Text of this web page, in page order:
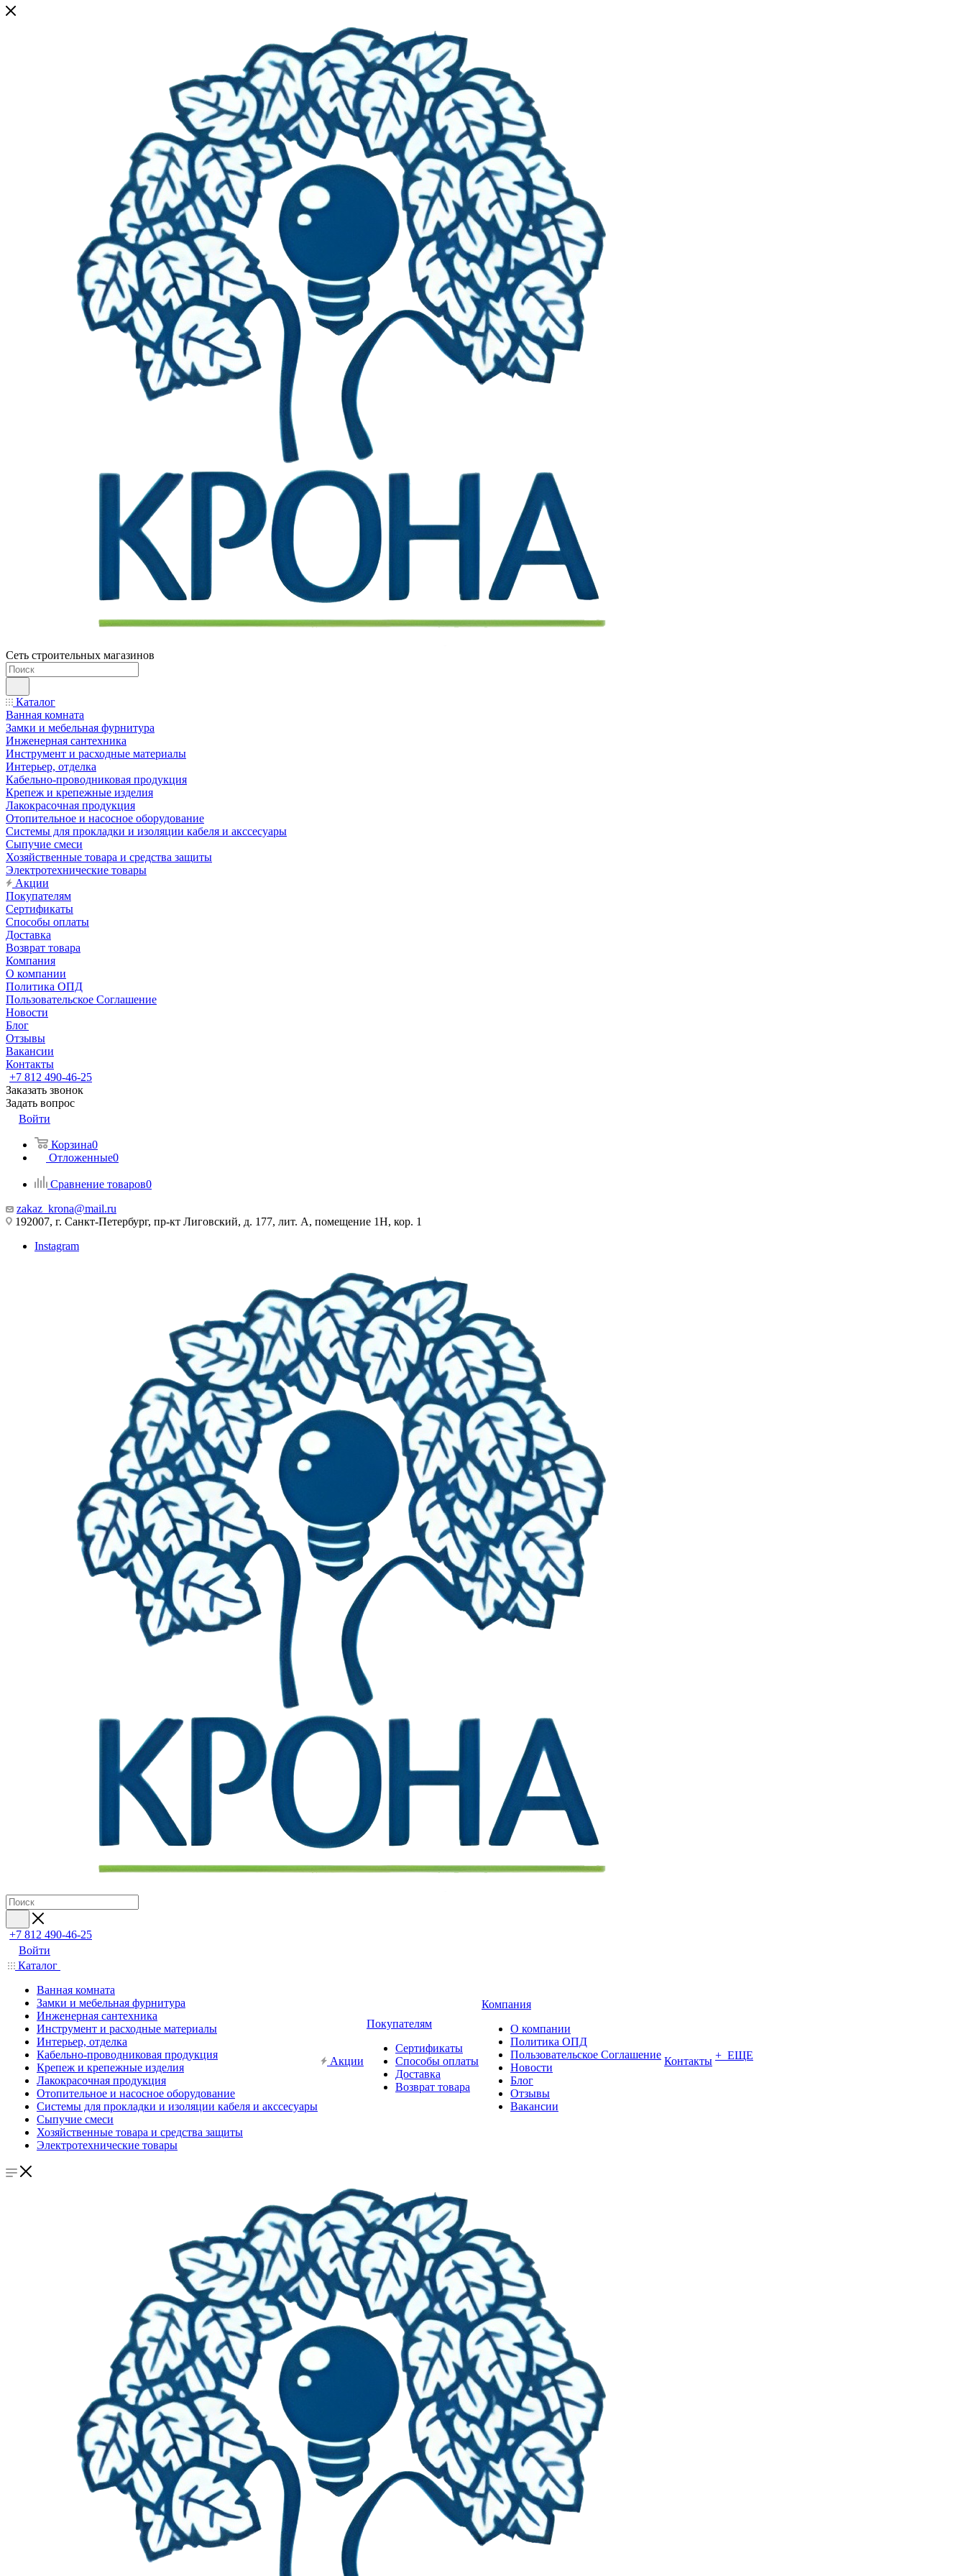
Сеть строительных магазинов
Каталог
Ванная комната
Замки и мебельная фурнитура
Инженерная сантехника
Инструмент и расходные материалы
Интерьер, отделка
Кабельно-проводниковая продукция
Крепеж и крепежные изделия
Лакокрасочная продукция
Отопительное и насосное оборудование
Системы для прокладки и изоляции кабеля и акссесуары
Сыпучие смеси
Хозяйственные товара и средства защиты
Электротехнические товары
Акции
Покупателям
Сертификаты
Способы оплаты
Доставка
Возврат товара
Компания
О компании
Политика ОПД
Пользовательское Соглашение
Новости
Блог
Отзывы
Вакансии
Контакты
+7 812 490-46-25
Заказать звонок
Задать вопрос
Войти
Корзина0
Отложенные0
Сравнение товаров0
zakaz_krona@mail.ru
192007, г. Санкт-Петербург, пр-кт Лиговский, д. 177, лит. А, помещение 1Н, кор. 1
Instagram
+7 812 490-46-25
Войти
Каталог
Ванная комната
Замки и мебельная фурнитура
Инженерная сантехника
Инструмент и расходные материалы
Интерьер, отделка
Кабельно-проводниковая продукция
Крепеж и крепежные изделия
Лакокрасочная продукция
Отопительное и насосное оборудование
Системы для прокладки и изоляции кабеля и акссесуары
Сыпучие смеси
Хозяйственные товара и средства защиты
Электротехнические товары
Акции
Покупателям
Сертификаты
Способы оплаты
Доставка
Возврат товара
Компания
О компании
Политика ОПД
Пользовательское Соглашение
Новости
Блог
Отзывы
Вакансии
Контакты + ЕЩЕ